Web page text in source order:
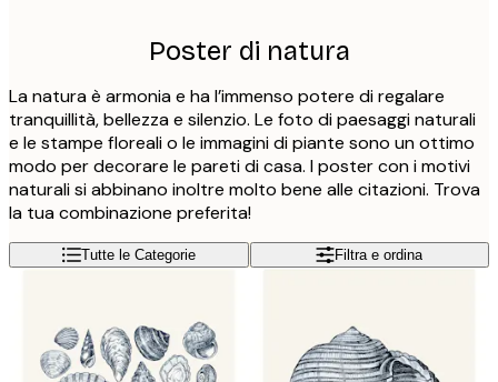
08-
06
Poster di natura
La natura è armonia e ha l’immenso potere di regalare
tranquillità, bellezza e silenzio. Le foto di paesaggi naturali
e le stampe floreali o le immagini di piante sono un ottimo
modo per decorare le pareti di casa. I poster con i motivi
naturali si abbinano inoltre molto bene alle citazioni. Trova
la tua combinazione preferita!
Tutte le Categorie Filtra e ordina